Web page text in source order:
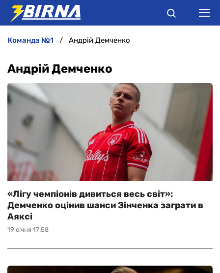
АНАЛІТИКА
ІНТЕРВ'Ю
РІЗНЕ
БУКМЕКЕРИ
команда №1 Андрій Демченко
Андрій Демченко
19 січня 17:58
«Лігу чемпіонів дивиться весь світ»:
Демченко оцінив шанси Зінченка заграти в
Аяксі